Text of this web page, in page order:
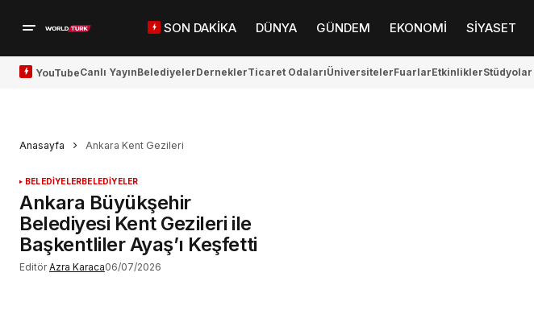
SON DAKİKA DÜNYA GÜNDEM EKONOMİ SİYASET
YouTubeCanlı YayınBelediyelerDerneklerTicaret OdalarıÜniversitelerFuarlarEtkinliklerStüdyolar
Anasayfa Ankara Kent Gezileri
BELEDİYELERBELEDİYELER
Ankara Büyükşehir
Belediyesi Kent Gezileri ile
Başkentliler Ayaş’ı Keşfetti
Editör Azra Karaca06/07/2026